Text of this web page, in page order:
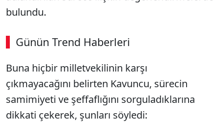
bulundu.
Günün Trend Haberleri
Buna hiçbir milletvekilinin karşı
çıkmayacağını belirten Kavuncu, sürecin
samimiyeti ve şeffaflığını sorguladıklarına
dikkati çekerek, şunları söyledi: